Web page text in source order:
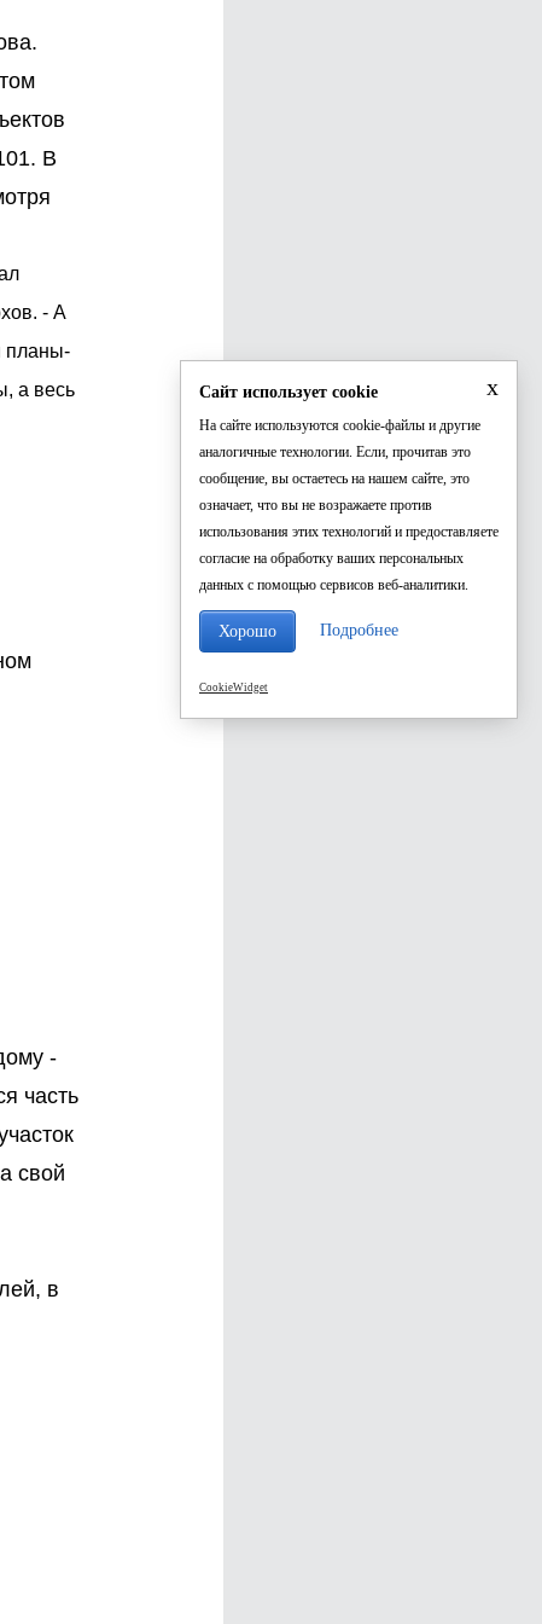
В
- А
планы-
а весь
-
часть
свой
в
x
Сайт использует cookie
На сайте используются cookie-файлы и другие
аналогичные технологии. Если, прочитав это
сообщение, вы остаетесь на нашем сайте, это
означает, что вы не возражаете против
использования этих технологий и предоставляете
согласие на обработку ваших персональных
данных с помощью сервисов веб-аналитики.
Хорошо Подробнее
CookieWidget